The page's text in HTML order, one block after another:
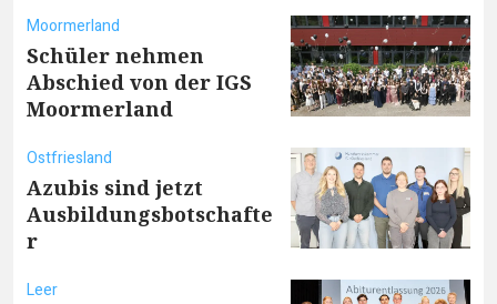
Moormerland
Schüler nehmen
Abschied von der IGS
Moormerland
Ostfriesland
Azubis sind jetzt
Ausbildungsbotschafte
r
Leer